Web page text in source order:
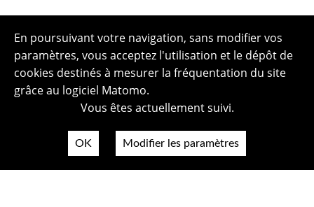
En poursuivant votre navigation, sans modifier vos
paramètres, vous acceptez l'utilisation et le dépôt de
cookies destinés à mesurer la fréquentation du site
grâce au logiciel Matomo.
Vous êtes actuellement suivi.
OK Modifier les paramètres